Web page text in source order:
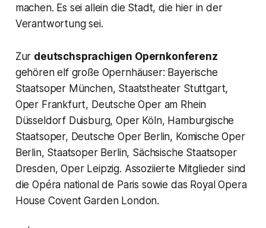
machen. Es sei allein die Stadt, die hier in der
Verantwortung sei.
Zur deutschsprachigen Opernkonferenz
gehören elf große Opernhäuser: Bayerische
Staatsoper München, Staatstheater Stuttgart,
Oper Frankfurt, Deutsche Oper am Rhein
Düsseldorf Duisburg, Oper Köln, Hamburgische
Staatsoper, Deutsche Oper Berlin, Komische Oper
Berlin, Staatsoper Berlin, Sächsische Staatsoper
Dresden, Oper Leipzig. Assoziierte Mitglieder sind
die Opéra national de Paris sowie das Royal Opera
House Covent Garden London.